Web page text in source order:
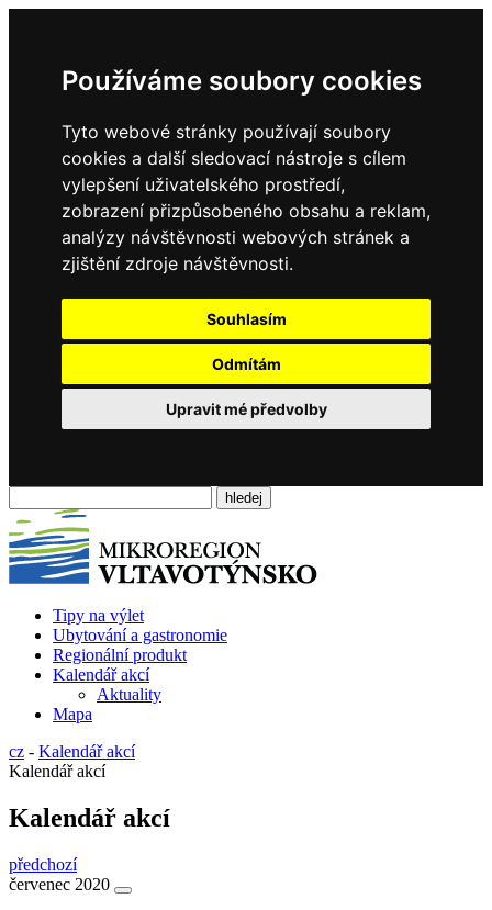
Používáme soubory cookies
Tyto webové stránky používají soubory
cookies a další sledovací nástroje s cílem
vylepšení uživatelského prostředí,
zobrazení přizpůsobeného obsahu a reklam,
analýzy návštěvnosti webových stránek a
zjištění zdroje návštěvnosti.
Souhlasím
Odmítám
Upravit mé předvolby
Tipy na výlet
Ubytování a gastronomie
Regionální produkt
Kalendář akcí
Aktuality
Mapa
cz - Kalendář akcí
Kalendář akcí
Kalendář akcí
předchozí
červenec 2020